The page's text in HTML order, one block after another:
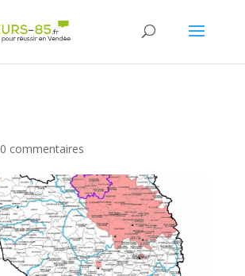
0 commentaires